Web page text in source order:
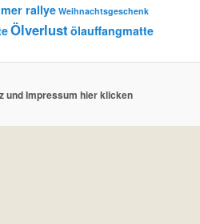
rallye Weihnachtsgeschenk
Ölverlust ölauffangmatte
und Impressum hier klicken